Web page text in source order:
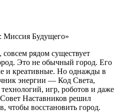
Миссия Будущего»
рядом существует
Это не обычный город. Его
и креативные. Но однажды в
энергии — Код Света,
игр, роботов и даже
Наставников решил
чтобы восстановить город.